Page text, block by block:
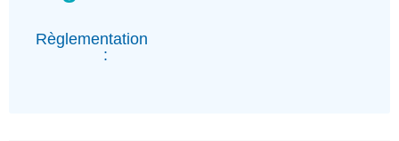
Règlementation
: